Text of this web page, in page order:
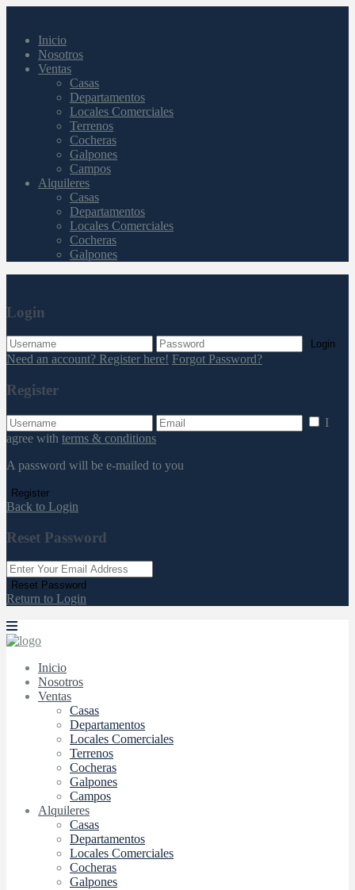
Inicio
Nosotros
Ventas
Casas
Departamentos
Locales Comerciales
Terrenos
Cocheras
Galpones
Campos
Alquileres
Casas
Departamentos
Locales Comerciales
Cocheras
Galpones
Login
Login
Need an account? Register here! Forgot Password?
Register
I
agree with terms & conditions
A password will be e-mailed to you
Register
Back to Login
Reset Password
Reset Password
Return to Login
Inicio
Nosotros
Ventas
Casas
Departamentos
Locales Comerciales
Terrenos
Cocheras
Galpones
Campos
Alquileres
Casas
Departamentos
Locales Comerciales
Cocheras
Galpones